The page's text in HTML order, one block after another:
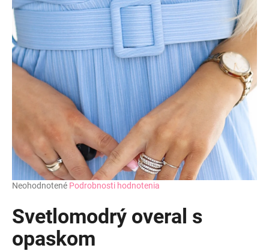
Priemerné
produktu
je
z
Neohodnotené Podrobnosti hodnotenia
Svetlomodrý overal s
opaskom